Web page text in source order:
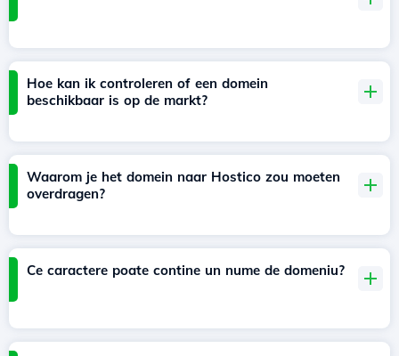
Hoe kan ik controleren of een domein
beschikbaar is op de markt?
Waarom je het domein naar Hostico zou moeten
overdragen?
Ce caractere poate contine un nume de domeniu?